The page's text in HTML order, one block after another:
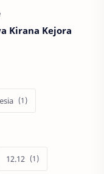
Kirana Kejora
12.12